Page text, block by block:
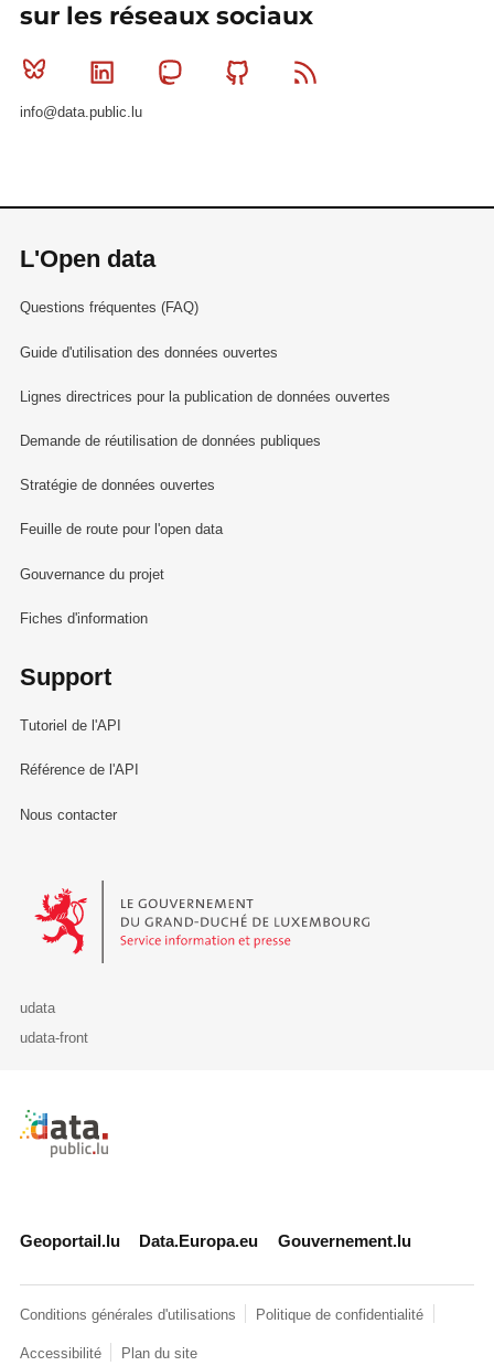
sur les réseaux sociaux
Bluesky Linkedin MastodonGithub
info@data.public.lu
L'Open data
Questions fréquentes (FAQ)
Guide d'utilisation des données ouvertes
Lignes directrices pour la publication de données ouvertes
Demande de réutilisation de données publiques
Stratégie de données ouvertes
Feuille de route pour l'open data
Gouvernance du projet
Fiches d'information
Support
Tutoriel de l'API
Référence de l'API
Nous contacter
Le Gouvernement du Grand-Duché de Luxembourg - Service
udata
udata-front
Retour à l'accueil de data.public.lu
Geoportail.lu Data.Europa.eu Gouvernement.lu
Conditions générales d'utilisations Politique de confidentialité
Accessibilité Plan du site